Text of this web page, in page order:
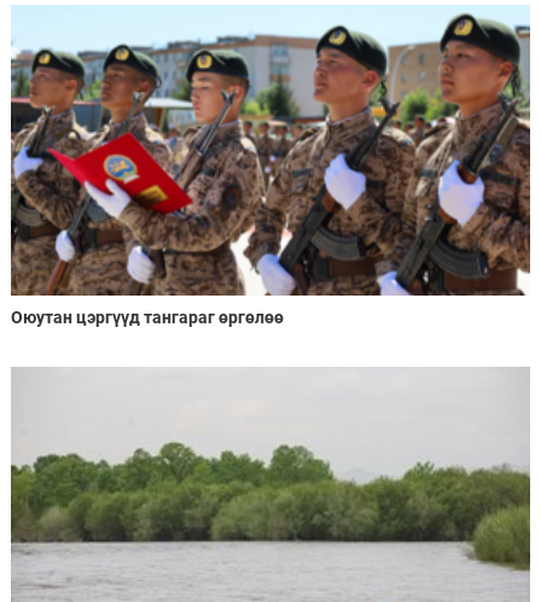
Оюутан цэргүүд тангараг өргөлөө